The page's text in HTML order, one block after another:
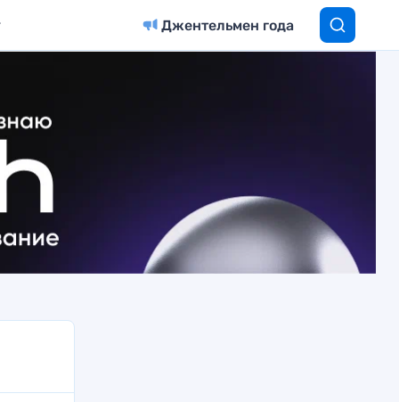
Джентельмен года